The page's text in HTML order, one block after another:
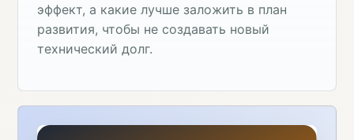
эффект, а какие лучше заложить в план
развития, чтобы не создавать новый
технический долг.